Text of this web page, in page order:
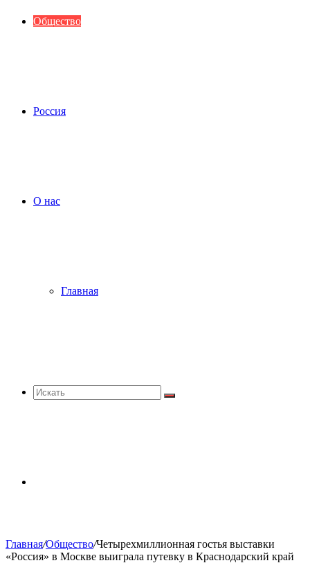
Общество
Россия
О нас
Главная
Искать
Главная/Общество/Четырехмиллионная гостья выставки
«Россия» в Москве выиграла путевку в Краснодарский край